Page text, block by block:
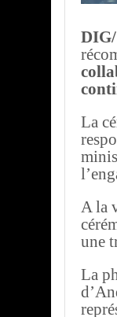
DIG/
La
A la
une
La